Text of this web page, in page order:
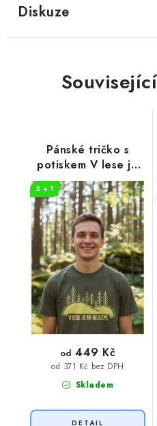
Diskuze
Pánské tričko s
potiskem V lese je
mi nejlépe
2 + 1
Skladem
od 371 Kč bez DPH
od 449 Kč